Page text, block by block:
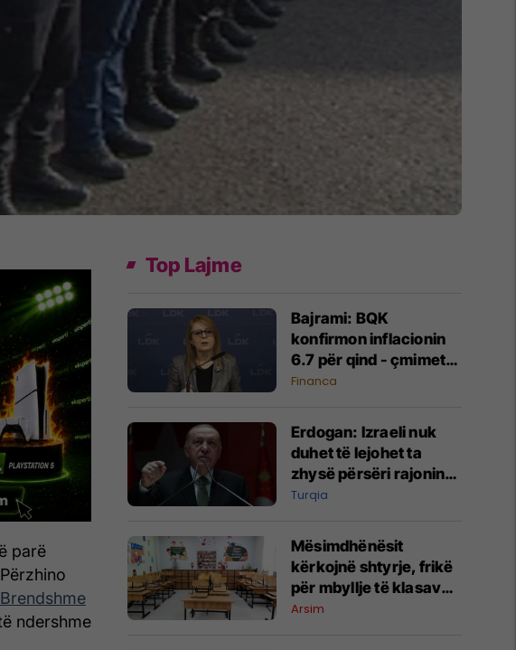
parë
ndershme
Top Lajme
​Bajrami: BQK
konfirmon inflacionin
6.7 për qind - çmimet
po rriten shumë e
Financa
Erdogan: Izraeli nuk
duhet të lejohet ta
zhysë përsëri rajonin
në gjak
Turqia
Mësimdhënësit
kërkojnë shtyrje, frikë
për mbyllje të klasave
në shqip në
Arsim